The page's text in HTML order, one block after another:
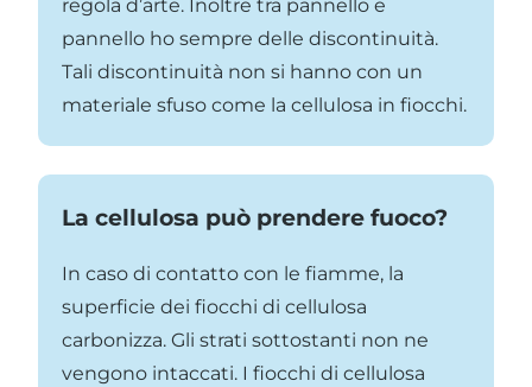
regola d’arte. Inoltre tra pannello e
pannello ho sempre delle discontinuità.
Tali discontinuità non si hanno con un
materiale sfuso come la cellulosa in fiocchi.
La cellulosa può prendere fuoco?
In caso di contatto con le fiamme, la
superficie dei fiocchi di cellulosa
carbonizza. Gli strati sottostanti non ne
vengono intaccati. I fiocchi di cellulosa